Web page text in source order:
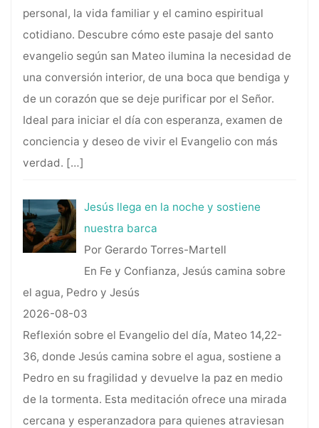
personal, la vida familiar y el camino espiritual
cotidiano. Descubre cómo este pasaje del santo
evangelio según san Mateo ilumina la necesidad de
una conversión interior, de una boca que bendiga y
de un corazón que se deje purificar por el Señor.
Ideal para iniciar el día con esperanza, examen de
conciencia y deseo de vivir el Evangelio con más
verdad. […]
Jesús llega en la noche y sostiene
nuestra barca
Por Gerardo Torres-Martell
En Fe y Confianza, Jesús camina sobre
el agua, Pedro y Jesús
2026-08-03
Reflexión sobre el Evangelio del día, Mateo 14,22-
36, donde Jesús camina sobre el agua, sostiene a
Pedro en su fragilidad y devuelve la paz en medio
de la tormenta. Esta meditación ofrece una mirada
cercana y esperanzadora para quienes atraviesan